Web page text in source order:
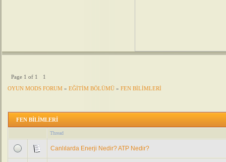
Page 1 of 1
1
OYUN MODS FORUM » EĞİTİM BÖLÜMÜ » FEN BİLİMLERİ
FEN BİLİMLERİ
Thread
Canlılarda Enerji Nedir? ATP Nedir?